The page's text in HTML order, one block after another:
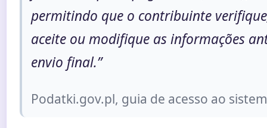
permitindo que o contribuinte
aceite ou modifique as informações
envio final.”
Podatki.gov.pl, guia de acesso ao